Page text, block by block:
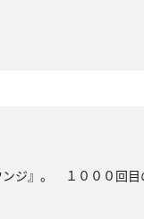
ジ』。 １０００回